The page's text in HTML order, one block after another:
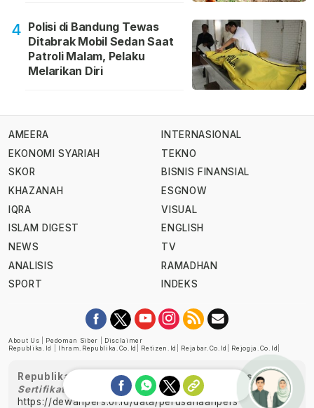
4 Polisi di Bandung Tewas
Ditabrak Mobil Sedan Saat
Patroli Malam, Pelaku
Melarikan Diri
AMEERA
EKONOMI SYARIAH
SKOR
KHAZANAH
IQRA
ISLAM DIGEST
NEWS
ANALISIS
SPORT
INTERNASIONAL
TEKNO
BISNIS FINANSIAL
ESGNOW
VISUAL
ENGLISH
TV
RAMADHAN
INDEKS
About Us Pedoman Siber
Disclaimer
Republika.id
Ihram.republika.co.id Retizen.id Rejabar.co.id Rejogja.co.id
Republika telah diverifikasi oleh Dewan Pers
Sertifikat Nomor 1058/DP-Verifikasi/K/XII/2022
https://dewanpers.or.id/data/perusahaanpers